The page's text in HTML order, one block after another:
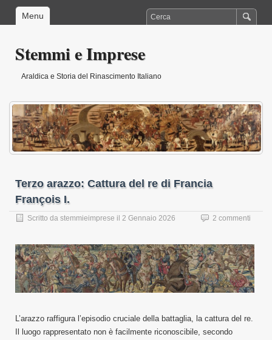
Menu
Stemmi e Imprese
Araldica e Storia del Rinascimento Italiano
Terzo arazzo: Cattura del re di Francia
François I.
Scritto da stemmieimprese il 2 Gennaio 2026 2 commenti
L’arazzo raffigura l’episodio cruciale della battaglia, la cattura del re.
Il luogo rappresentato non è facilmente riconoscibile, secondo